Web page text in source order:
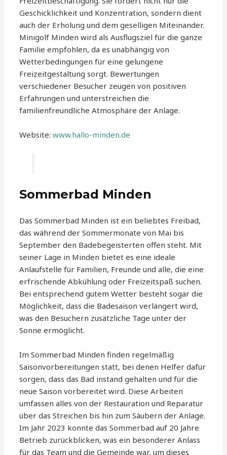
Geschicklichkeit und Konzentration, sondern dient
auch der Erholung und dem geselligen Miteinander.
Minigolf Minden wird als Ausflugsziel für die ganze
Familie empfohlen, da es unabhängig von
Wetterbedingungen für eine gelungene
Freizeitgestaltung sorgt. Bewertungen
verschiedener Besucher zeugen von positiven
Erfahrungen und unterstreichen die
familienfreundliche Atmosphäre der Anlage.
Website:www.hallo-minden.de
Sommerbad Minden
Das Sommerbad Minden ist ein beliebtes Freibad,
das während der Sommermonate von Mai bis
September den Badebegeisterten offen steht. Mit
seiner Lage in Minden bietet es eine ideale
Anlaufstelle für Familien, Freunde und alle, die eine
erfrischende Abkühlung oder Freizeitspaß suchen.
Bei entsprechend gutem Wetter besteht sogar die
Möglichkeit, dass die Badesaison verlängert wird,
was den Besuchern zusätzliche Tage unter der
Sonne ermöglicht.
Im Sommerbad Minden finden regelmäßig
Saisonvorbereitungen statt, bei denen Helfer dafür
sorgen, dass das Bad instand gehalten und für die
neue Saison vorbereitet wird. Diese Arbeiten
umfassen alles von der Restauration und Reparatur
über das Streichen bis hin zum Säubern der Anlage.
Im Jahr 2023 konnte das Sommerbad auf 20 Jahre
Betrieb zurückblicken, was ein besonderer Anlass
für das Team und die Gemeinde war, um dieses